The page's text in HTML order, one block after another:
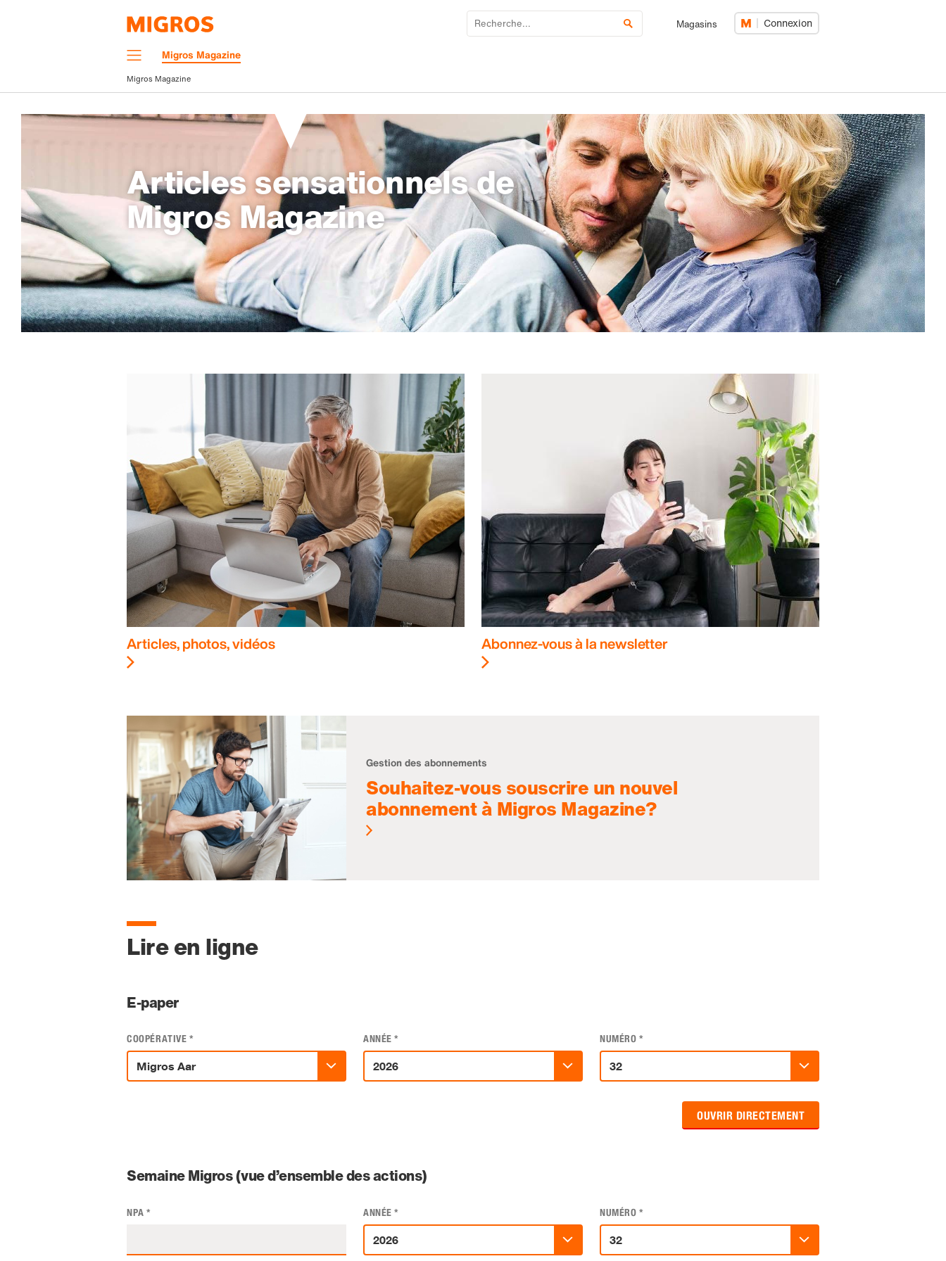
Magasins
Connexion
MenuMigros Magazine
Migros Magazine
Articles sensationnels de
Migros Magazine
Articles, photos, vidéos Abonnez-vous à la newsletter
Gestion des abonnements
Souhaitez-vous souscrire un nouvel
abonnement à Migros Magazine?
Lire en ligne
E-paper
COOPÉRATIVE * ANNÉE * NUMÉRO *
OUVRIR DIRECTEMENT
Semaine Migros (vue d’ensemble des actions)
NPA * ANNÉE * NUMÉRO *